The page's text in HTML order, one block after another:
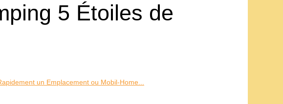
5 Étoiles de
un Emplacement ou Mobil-Home...